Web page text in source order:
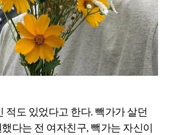
적도 있었다고 한다. 빽가가 살던
다는 전 여자친구, 빽가는 자신이